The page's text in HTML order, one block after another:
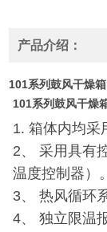
产品介绍：
101系列鼓风干燥箱
101系列鼓风干燥
1. 箱体内均采
2、 采用具有
温度控制器）
3、 热风循环
4、 独立限温